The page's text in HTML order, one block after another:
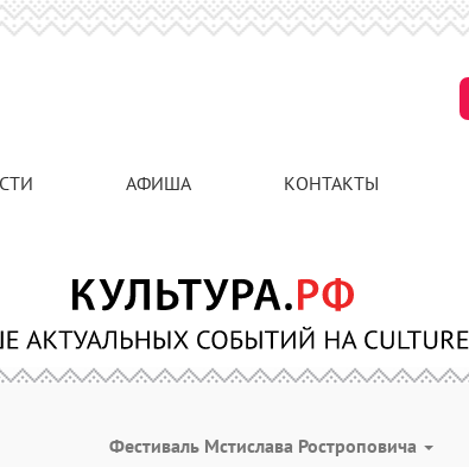
АФИША КОНТАКТЫ
Фестиваль Мстислава Ростроповича